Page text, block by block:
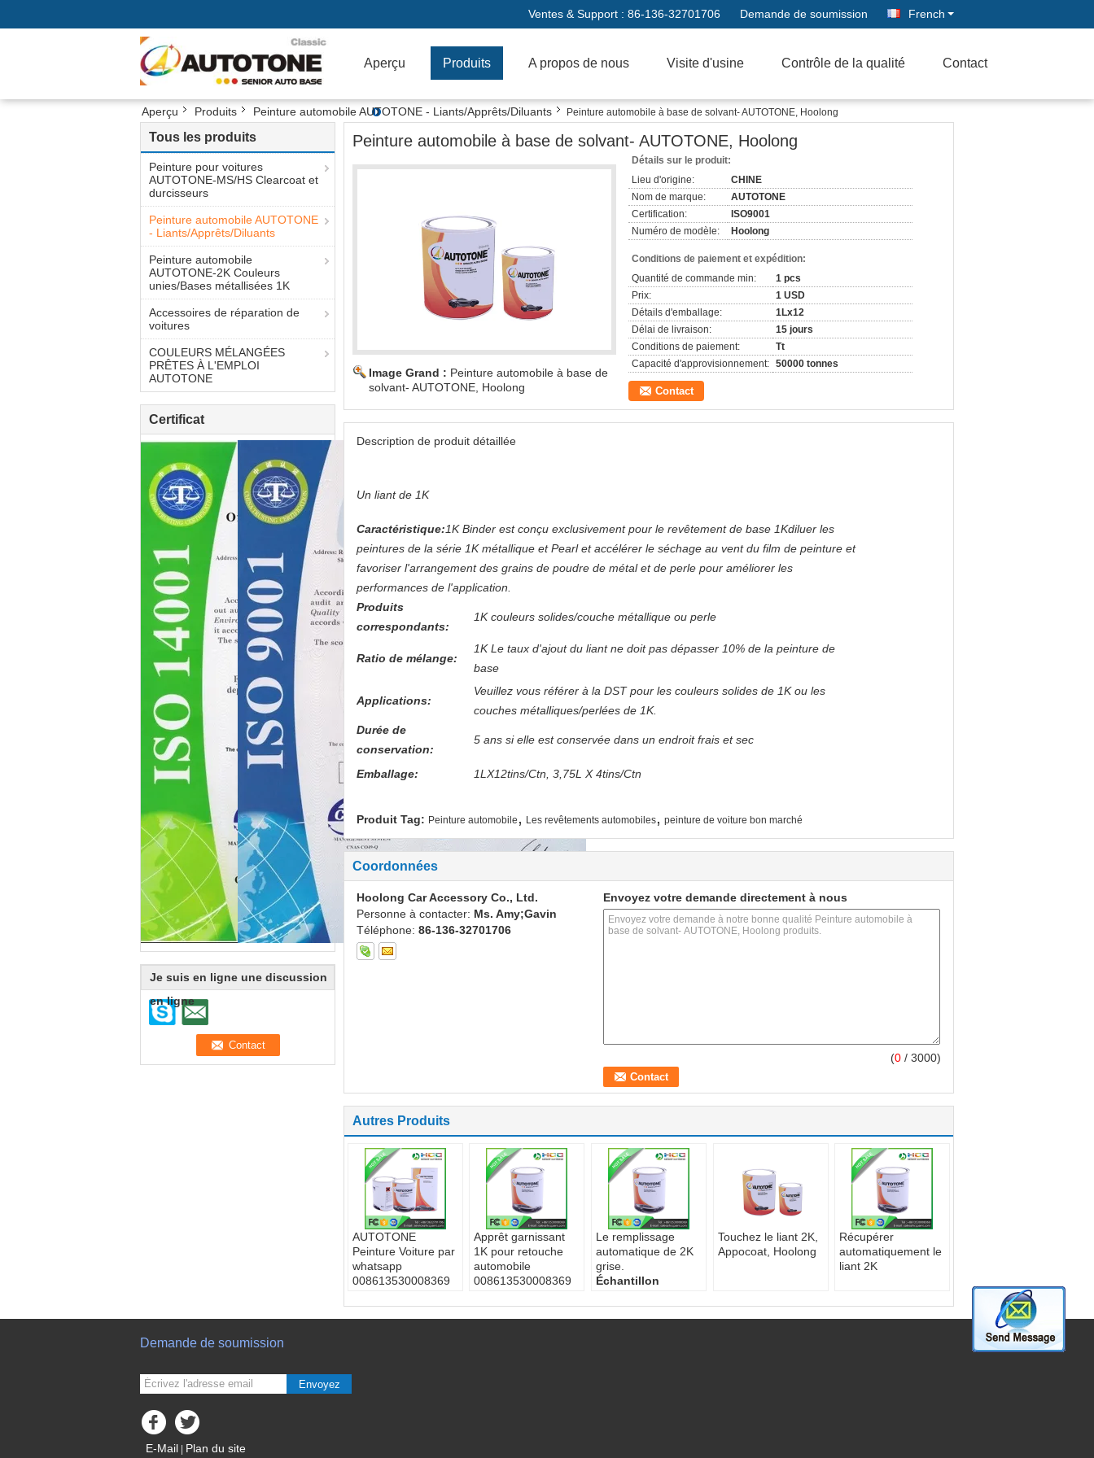
Ventes & Support : 86-136-32701706 Demande de soumission French
Aperçu Produits A propos de nous Visite d'usine Contrôle de la qualité Contact
Aperçu Produits Peinture automobile AUTOTONE - Liants/Apprêts/Diluants Peinture automobile à base de solvant- AUTOTONE, Hoolong
Tous les produits
Peinture pour voitures
AUTOTONE-MS/HS Clearcoat et
durcisseurs
Peinture automobile AUTOTONE
- Liants/Apprêts/Diluants
Peinture automobile
AUTOTONE-2K Couleurs
unies/Bases métallisées 1K
Accessoires de réparation de
voitures
COULEURS MÉLANGÉES
PRÊTES À L'EMPLOI
AUTOTONE
Certificat
Je suis en ligne une discussion
en ligne
Peinture automobile à base de solvant- AUTOTONE, Hoolong
Image Grand : Peinture automobile à base de
solvant- AUTOTONE, Hoolong
Détails sur le produit:
Lieu d'origine:
CHINE
Nom de marque:
AUTOTONE
Certification:
ISO9001
Numéro de modèle:
Hoolong
Conditions de paiement et expédition:
Quantité de commande min:
1 pcs
Prix:
1 USD
Détails d'emballage:
1Lx12
Délai de livraison:
15 jours
Conditions de paiement:
Tt
Capacité d'approvisionnement: 50000 tonnes
Contact
Description de produit détaillée
Un liant de 1K
Caractéristique:1K Binder est conçu exclusivement pour le revêtement de base 1Kdiluer les
peintures de la série 1K métallique et Pearl et accélérer le séchage au vent du film de peinture et
favoriser l'arrangement des grains de poudre de métal et de perle pour améliorer les
performances de l'application.
Produits
correspondants:
1K couleurs solides/couche métallique ou perle
Ratio de mélange:
1K Le taux d'ajout du liant ne doit pas dépasser 10% de la peinture de
base
Applications:
Veuillez vous référer à la DST pour les couleurs solides de 1K ou les
couches métalliques/perlées de 1K.
Durée de
conservation:
5 ans si elle est conservée dans un endroit frais et sec
Emballage: 1LX12tins/Ctn, 3,75L X 4tins/Ctn
Produit Tag: Peinture automobile , Les revêtements automobiles, peinture de voiture bon marché
Coordonnées
Hoolong Car Accessory Co., Ltd.
Personne à contacter: Ms. Amy;Gavin
Téléphone: 86-136-32701706
Envoyez votre demande directement à nous
(0 / 3000)
Autres Produits
AUTOTONE
Peinture Voiture par
whatsapp
008613530008369
l'expédition:
Apprêt garnissant
1K pour retouche
automobile
008613530008369
l'expédition:
Le remplissage
automatique de 2K
grise.
Échantillon
Quantité minimale
Touchez le liant 2K,
Appocoat, Hoolong
Récupérer
automatiquement le
liant 2K
Demande de soumission
Envoyez
E-Mail Plan du site